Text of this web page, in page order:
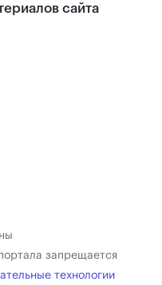
сайта
запрещается
технологии